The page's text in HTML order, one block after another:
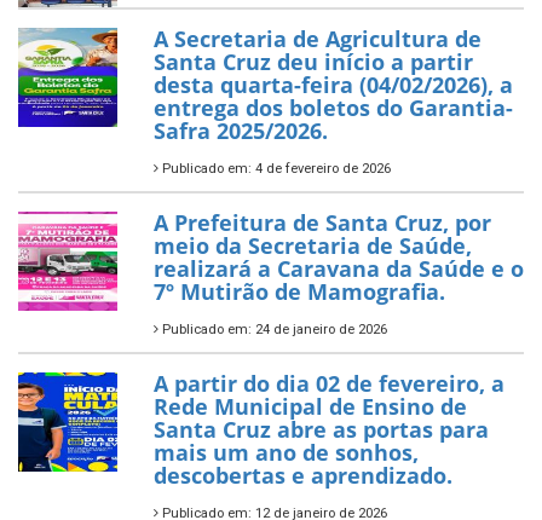
A Secretaria de Agricultura de
Santa Cruz deu início a partir
desta quarta-feira (04/02/2026), a
entrega dos boletos do Garantia-
Safra 2025/2026.
Publicado em: 4 de fevereiro de 2026
A Prefeitura de Santa Cruz, por
meio da Secretaria de Saúde,
realizará a Caravana da Saúde e o
7º Mutirão de Mamografia.
Publicado em: 24 de janeiro de 2026
A partir do dia 02 de fevereiro, a
Rede Municipal de Ensino de
Santa Cruz abre as portas para
mais um ano de sonhos,
descobertas e aprendizado.
Publicado em: 12 de janeiro de 2026